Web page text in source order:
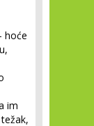
hoće
im